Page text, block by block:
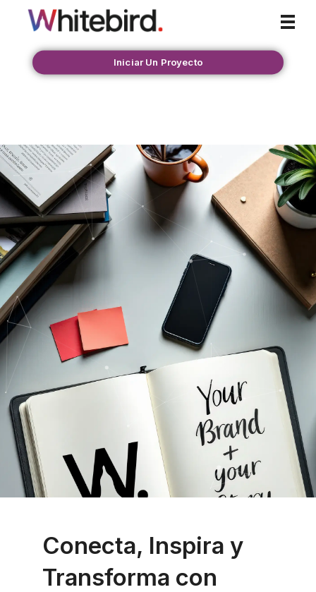
Iniciar Un Proyecto
Conecta, Inspira y
Transforma con